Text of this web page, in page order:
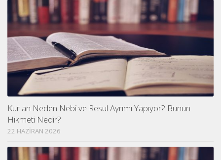
Kur an Neden Nebi ve Resul Ayrımı Yapıyor? Bunun
Hikmeti Nedir?
22 HAZIRAN 2026